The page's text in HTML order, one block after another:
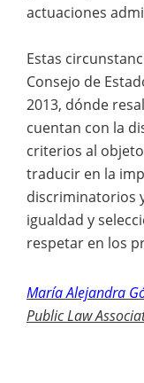
actuaciones
Estas
Consejo de
2013, dónde
cuentan con la
criterios al
traducir en la
discriminatorios
igualdad y
respetar en los
María Alejandra
Public Law